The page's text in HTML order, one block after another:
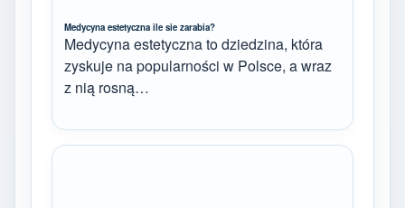
Medycyna estetyczna ile sie zarabia?
Medycyna estetyczna to dziedzina, która
zyskuje na popularności w Polsce, a wraz
z nią rosną…